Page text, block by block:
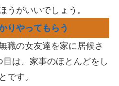
うがいいでしょう。
りやってもらう
職の女友達を家に居候さ
は、家事のほとんどをし
です。